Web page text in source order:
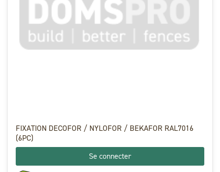
FIXATION DECOFOR / NYLOFOR / BEKAFOR RAL7016
(6PC)
Se connecter